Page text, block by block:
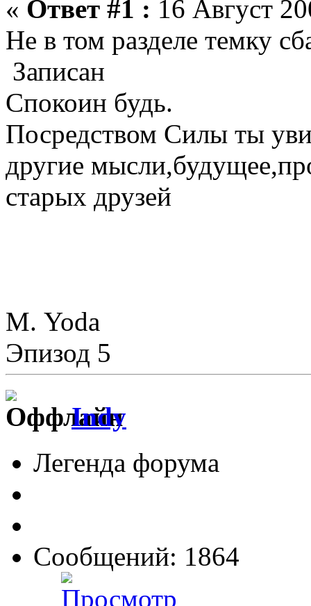
« Ответ #1 : 16 Август
Не в том разделе темку
Записан
Спокоин будь.
Посредством Силы ты
другие
старых друзей
М. Yoda
Эпизод 5
Indy
Легенда форума
Сообщений: 1864